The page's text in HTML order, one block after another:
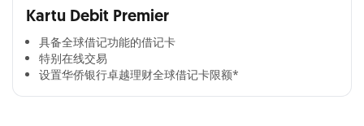
Kartu Debit Premier
具备全球借记功能的借记卡​
特别在线交易​
设置华侨银行卓越理财全球借记卡限额*​
Cross Selling Banner Global